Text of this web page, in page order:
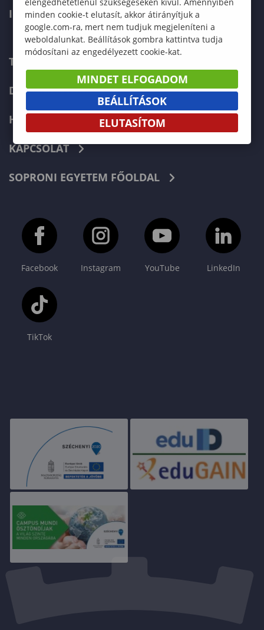
INTERNATIONAL
TELEFONKÖNYV
DOKUMENTUMOK
HÍREK
KAPCSOLAT
SOPRONI EGYETEM FŐOLDAL
Facebook Instagram YouTube LinkedIn
TikTok
minden cookie-t elutasít, akkor átirányítjuk a
google.com-ra, mert nem tudjuk megjeleníteni a
weboldalunkat. Beállítások gombra kattintva tudja
módosítani az engedélyezett cookie-kat.
MINDET ELFOGADOM
BEÁLLÍTÁSOK
ELUTASÍTOM